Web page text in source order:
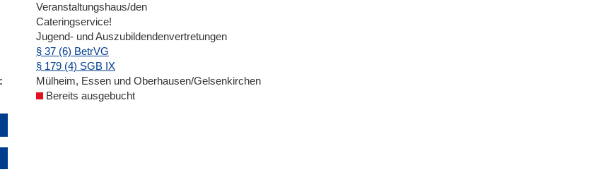
Veranstaltungshaus/den
Cateringservice!
Jugend- und Auszubildendenvertretungen
§ 37 (6) BetrVG
§ 179 (4) SGB IX
Mülheim, Essen und Oberhausen/Gelsenkirchen
Bereits ausgebucht